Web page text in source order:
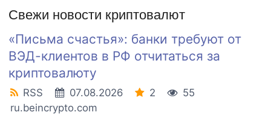
Свежи новости криптовалют
«Письма счастья»: банки требуют от
ВЭД-клиентов в РФ отчитаться за
криптовалюту
RSS 07.08.2026 2
55
ru.beincrypto.com